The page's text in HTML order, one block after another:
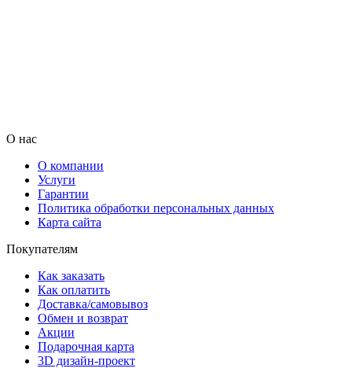
О нас
О компании
Услуги
Гарантии
Политика обработки персональных данных
Карта сайта
Покупателям
Как заказать
Как оплатить
Доставка/самовывоз
Обмен и возврат
Акции
Подарочная карта
3D дизайн-проект